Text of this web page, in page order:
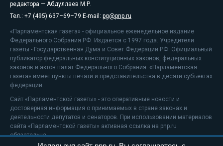
редактора — Абдуллаев М.Р.
Тел.: +7 (495) 637–69–79 E-mail: pg@pnp.ru
«Парламентская газета» - официальное еженедельное издание
Федерального Собрания РФ. Издается с 1997 года. Учредители
газеты - Государственная Дума и Совет Федерации РФ. Официальный
публикатор федеральных конституционных законов, федеральных
законов и актов палат Федерального Собрания. «Парламентская
газета» имеет пункты печати и представительства в десяти субъектах
федерации.
Сайт «Парламентской газеты» - это оперативные новости и
достоверная информация о принимаемых в стране законах и
деятельности депутатов и сенаторов. При использовании материалов
сайта «Парламентской газеты» активная ссылка на pnp.ru
обязательна.